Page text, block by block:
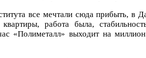
все мечтали сюда прибыть, в
работа была,
«Полиметалл» выходит на